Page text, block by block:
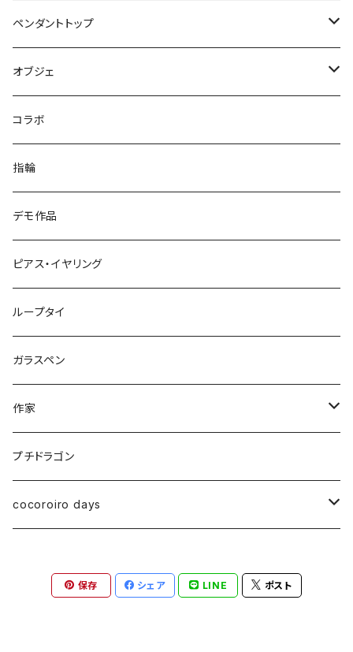
ペンダントトップ
宇宙シリーズ
シンプル
インプロージョン
オブジェ
マーブル
ドラゴン
恐竜
コラボ
指輪
デモ作品
ピアス・イヤリング
ループタイ
ガラスペン
作家
樫田睦
齋藤直
プチドラゴン
cocoroiro days
イヤリング
保存 シェア LINE ポスト